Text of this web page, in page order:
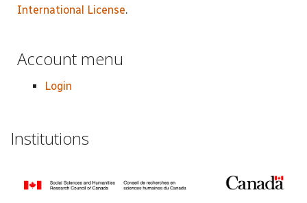
International License.
Account menu
Login
Institutions